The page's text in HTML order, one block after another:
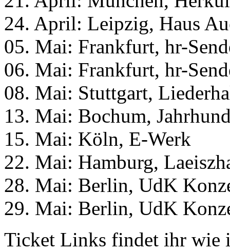
24. April: Leipzig, Haus
05. Mai: Frankfurt, hr-
06. Mai: Frankfurt, hr-
08. Mai: Stuttgart,
13. Mai: Bochum,
15. Mai: Köln, E-Werk
22. Mai: Hamburg,
28. Mai: Berlin, UdK
29. Mai: Berlin, UdK
Ticket Links findet ihr wie